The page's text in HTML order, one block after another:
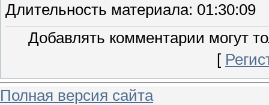
Длительность материала: 01:30:09
Добавлять комментарии могут
[
Полная версия сайта